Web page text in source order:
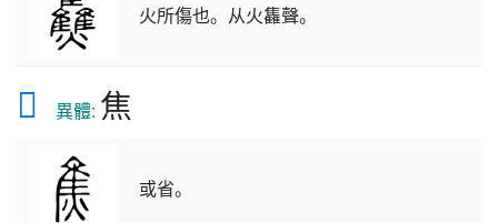
火所傷也。从火雥聲。
𤊙 異體: 焦
或省。